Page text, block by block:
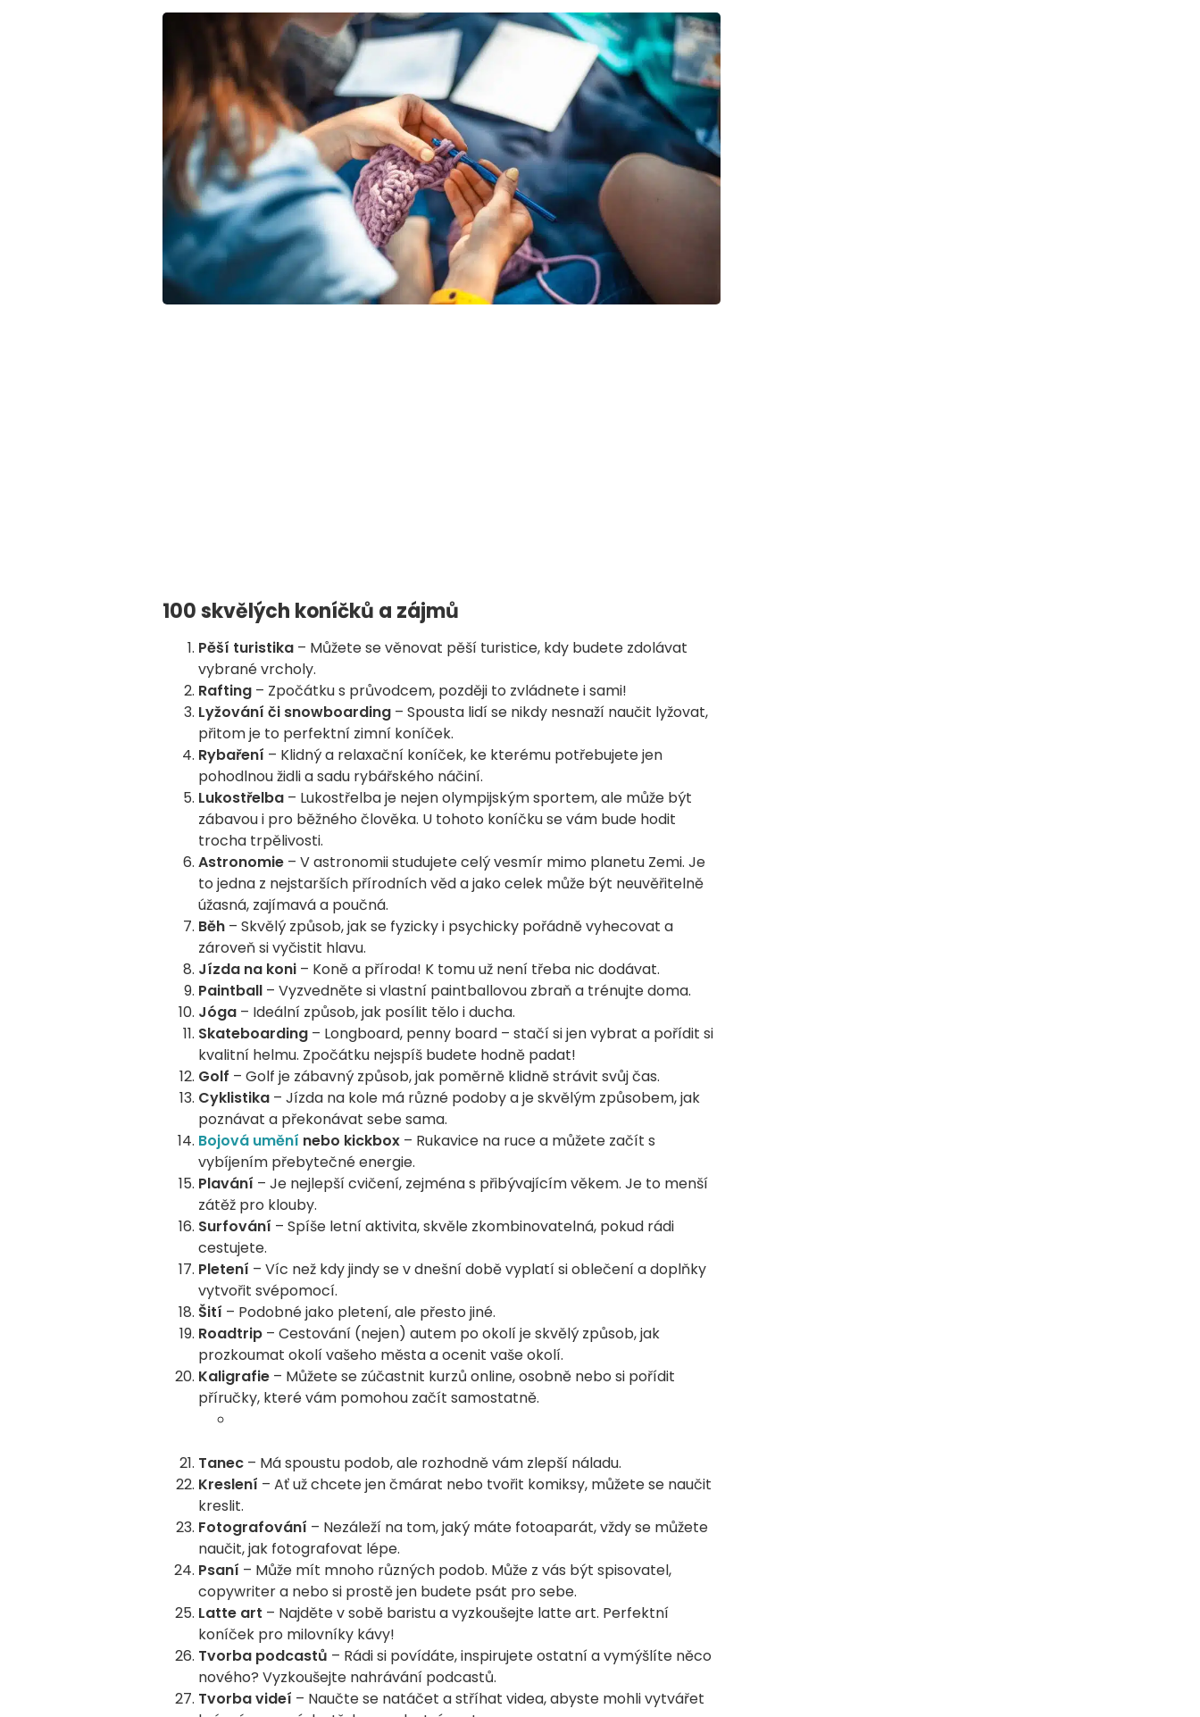
100 skvělých koníčků a zájmů
Pěší turistika – Můžete se věnovat pěší turistice, kdy budete zdolávat
vybrané vrcholy.
Rafting – Zpočátku s průvodcem, později to zvládnete i sami!
Lyžování či snowboarding – Spousta lidí se nikdy nesnaží naučit lyžovat,
přitom je to perfektní zimní koníček.
Rybaření – Klidný a relaxační koníček, ke kterému potřebujete jen
pohodlnou židli a sadu rybářského náčiní.
Lukostřelba – Lukostřelba je nejen olympijským sportem, ale může být
zábavou i pro běžného člověka. U tohoto koníčku se vám bude hodit
trocha trpělivosti.
Astronomie – V astronomii studujete celý vesmír mimo planetu Zemi. Je
to jedna z nejstarších přírodních věd a jako celek může být neuvěřitelně
úžasná, zajímavá a poučná.
Běh – Skvělý způsob, jak se fyzicky i psychicky pořádně vyhecovat a
zároveň si vyčistit hlavu.
Jízda na koni – Koně a příroda! K tomu už není třeba nic dodávat.
Paintball – Vyzvedněte si vlastní paintballovou zbraň a trénujte doma.
Jóga – Ideální způsob, jak posílit tělo i ducha.
Skateboarding – Longboard, penny board – stačí si jen vybrat a pořídit si
kvalitní helmu. Zpočátku nejspíš budete hodně padat!
Golf – Golf je zábavný způsob, jak poměrně klidně strávit svůj čas.
Cyklistika – Jízda na kole má různé podoby a je skvělým způsobem, jak
poznávat a překonávat sebe sama.
Bojová umění nebo kickbox – Rukavice na ruce a můžete začít s
vybíjením přebytečné energie.
Plavání – Je nejlepší cvičení, zejména s přibývajícím věkem. Je to menší
zátěž pro klouby.
Surfování – Spíše letní aktivita, skvěle zkombinovatelná, pokud rádi
cestujete.
Pletení – Víc než kdy jindy se v dnešní době vyplatí si oblečení a doplňky
vytvořit svépomocí.
Šití – Podobné jako pletení, ale přesto jiné.
Roadtrip – Cestování (nejen) autem po okolí je skvělý způsob, jak
prozkoumat okolí vašeho města a ocenit vaše okolí.
Kaligrafie – Můžete se zúčastnit kurzů online, osobně nebo si pořídit
příručky, které vám pomohou začít samostatně.
Tanec – Má spoustu podob, ale rozhodně vám zlepší náladu.
Kreslení – Ať už chcete jen čmárat nebo tvořit komiksy, můžete se naučit
kreslit.
Fotografování – Nezáleží na tom, jaký máte fotoaparát, vždy se můžete
naučit, jak fotografovat lépe.
Psaní – Může mít mnoho různých podob. Může z vás být spisovatel,
copywriter a nebo si prostě jen budete psát pro sebe.
Latte art – Najděte v sobě baristu a vyzkoušejte latte art. Perfektní
koníček pro milovníky kávy!
Tvorba podcastů – Rádi si povídáte, inspirujete ostatní a vymýšlíte něco
nového? Vyzkoušejte nahrávání podcastů.
Tvorba videí – Naučte se natáčet a stříhat videa, abyste mohli vytvářet